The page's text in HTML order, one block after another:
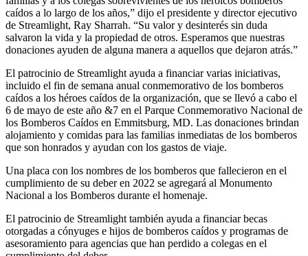
caídos a lo largo de los años,” dijo el presidente y director ejecutivo
de Streamlight, Ray Sharrah. “Su valor y desinterés sin duda
salvaron la vida y la propiedad de otros. Esperamos que nuestras
donaciones ayuden de alguna manera a aquellos que dejaron atrás.”
El patrocinio de Streamlight ayuda a financiar varias iniciativas,
incluido el fin de semana anual conmemorativo de los bomberos
caídos a los héroes caídos de la organización, que se llevó a cabo el
6 de mayo de este año &7 en el Parque Conmemorativo Nacional de
los Bomberos Caídos en Emmitsburg, MD. Las donaciones brindan
alojamiento y comidas para las familias inmediatas de los bomberos
que son honrados y ayudan con los gastos de viaje.
Una placa con los nombres de los bomberos que fallecieron en el
cumplimiento de su deber en 2022 se agregará al Monumento
Nacional a los Bomberos durante el homenaje.
El patrocinio de Streamlight también ayuda a financiar becas
otorgadas a cónyuges e hijos de bomberos caídos y programas de
asesoramiento para agencias que han perdido a colegas en el